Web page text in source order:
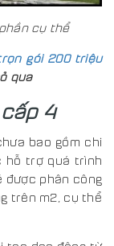
cụ thể
gói 200 triệu
qua
4
bao gồm chi
hỗ trợ quá trình
được phân công
trên m2, cụ thể